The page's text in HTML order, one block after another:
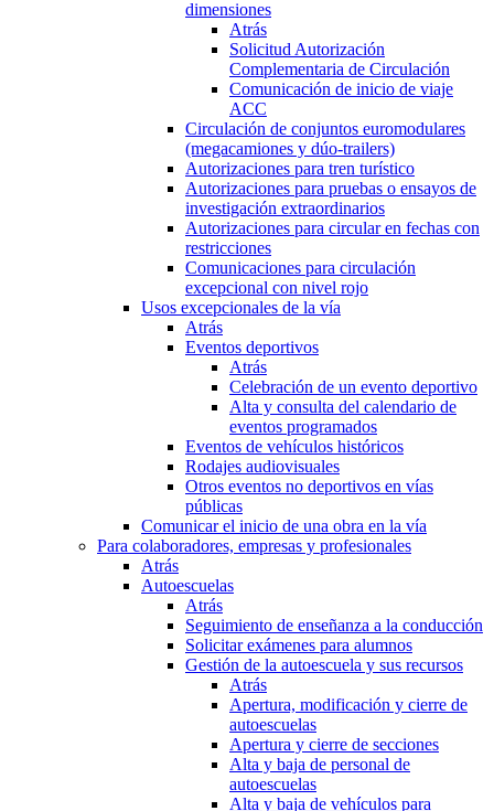
dimensiones
Atrás
Solicitud Autorización
Complementaria de Circulación
Comunicación de inicio de viaje
ACC
Circulación de conjuntos euromodulares
(megacamiones y dúo-trailers)
Autorizaciones para tren turístico
Autorizaciones para pruebas o ensayos de
investigación extraordinarios
Autorizaciones para circular en fechas con
restricciones
Comunicaciones para circulación
excepcional con nivel rojo
Usos excepcionales de la vía
Atrás
Eventos deportivos
Atrás
Celebración de un evento deportivo
Alta y consulta del calendario de
eventos programados
Eventos de vehículos históricos
Rodajes audiovisuales
Otros eventos no deportivos en vías
públicas
Comunicar el inicio de una obra en la vía
Para colaboradores, empresas y profesionales
Atrás
Autoescuelas
Atrás
Seguimiento de enseñanza a la conducción
Solicitar exámenes para alumnos
Gestión de la autoescuela y sus recursos
Atrás
Apertura, modificación y cierre de
autoescuelas
Apertura y cierre de secciones
Alta y baja de personal de
autoescuelas
Alta y baja de vehículos para